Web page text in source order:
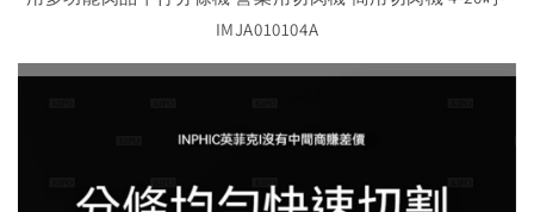
IMJA010104A